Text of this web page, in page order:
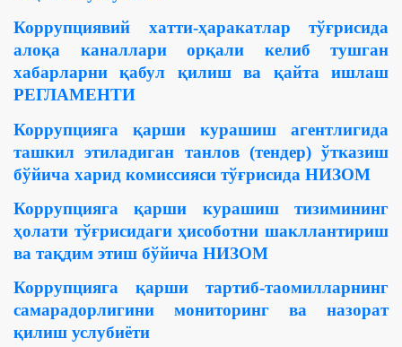
Коррупциявий хатти-ҳаракатлар тўғрисида
алоқа каналлари орқали келиб тушган
хабарларни қабул қилиш ва қайта ишлаш
РЕГЛАМЕНТИ
Коррупцияга қарши курашиш агентлигида
ташкил этиладиган танлов (тендер) ўтказиш
бўйича харид комиссияси тўғрисида НИЗОМ
Коррупцияга қарши курашиш тизимининг
ҳолати тўғрисидаги ҳисоботни шакллантириш
ва тақдим этиш бўйича НИЗОМ
Коррупцияга қарши тартиб-таомилларнинг
самарадорлигини мониторинг ва назорат
қилиш услубиёти